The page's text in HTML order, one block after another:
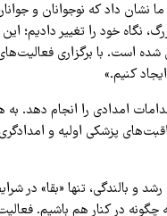
نشان داد که نوجوانان و
نگاه خود را تغییر دادیم؛
شده است. با برگزاری
کنیم.»
امدادی را انجام دهد.
پزشکی اولیه و امدادگری
و بالندگی، تنها «بقا» در
چگونه در کنار هم باشیم.